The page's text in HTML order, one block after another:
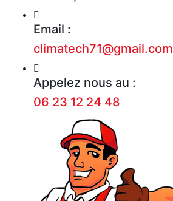
Email :
climatech71@gmail.com
Appelez nous au :
06 23 12 24 48